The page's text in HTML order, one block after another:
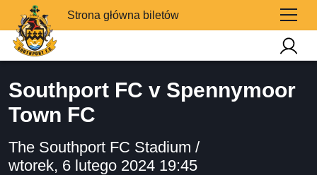
Strona główna biletów
Southport FC v Spennymoor
Town FC
The Southport FC Stadium /
wtorek, 6 lutego 2024 19:45